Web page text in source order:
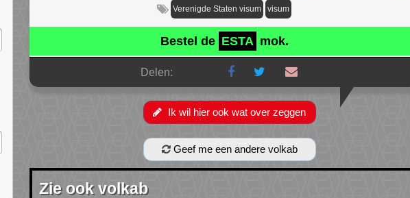
Verenigde Staten visum visum
Bestel de ESTA mok.
Delen:
Ik wil hier ook wat over zeggen
Geef me een andere volkab
Zie ook volkab